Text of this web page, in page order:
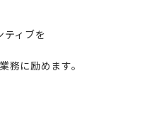
ティブを
に励めます。